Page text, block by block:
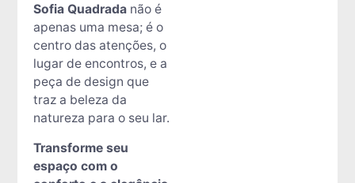
Sofia Quadradanão é
apenas uma mesa; é o
centro das atenções, o
lugar de encontros, e a
peça de design que
traz a beleza da
natureza para o seu lar.
Transforme seu
espaço com o